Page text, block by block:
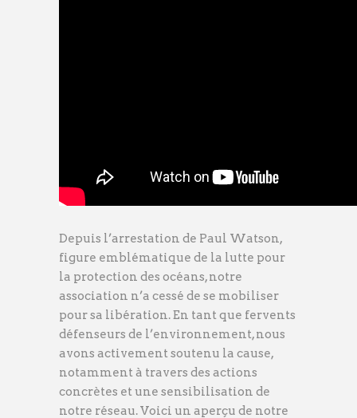
Depuis l’arrestation de Paul Watson,
figure emblématique de la lutte pour
la protection des océans, notre
association n’a cessé de se mobiliser
pour sa libération. En tant que fervents
défenseurs de l’environnement, nous
avons activement soutenu la cause,
notamment à travers des actions
concrètes et une sensibilisation de
notre réseau. Voici un aperçu de notre